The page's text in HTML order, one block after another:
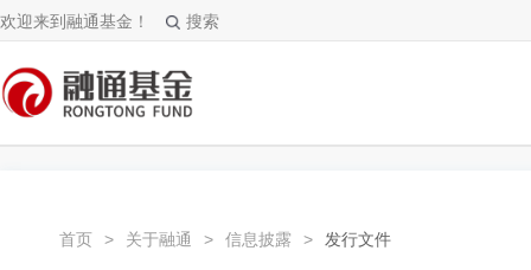
欢迎来到融通基金！ 搜索
首页 > 关于融通 > 信息披露 > 发行文件